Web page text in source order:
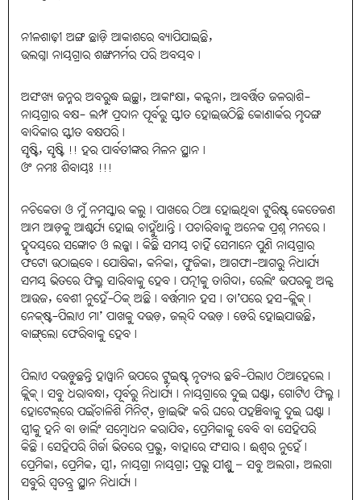
ନୀଳଶାଢ଼ୀ ଅଙ୍ଗ ଛାଡ଼ି ଆକାଶରେ ବ୍ୟାପିଯାଇଛି,
ଉଲଗ୍ନା ନାୟଗ୍ରାର ଶଙ୍ଖମର୍ମର ପରି ଅବୟବ।
ଅସଂଖ୍ୟ ଜନ୍ମର ଅବରୁଦ୍ଧ ଇଚ୍ଛା, ଆକାଂକ୍ଷା, କଳ୍ପନା, ଆବର୍ତ୍ତିତ ଜଳରାଶି-
ନାୟଗ୍ରାର ବକ୍ଷ- ଲମ୍ଫ ପ୍ରଦାନ ପୂର୍ବରୁ ସ୍ଫୀତ ହୋଇଉଠିଛି କୋଣାର୍କର ମୃଦଙ୍ଗ
ବାଦିକାର ସ୍ଫୀତ ବକ୍ଷପରି।
ସୃଷ୍ଟି, ସୃଷ୍ଟି !! ହର ପାର୍ବତୀଙ୍କର ମିଳନ ସ୍ଥାନ।
ଓଂ ନମଃ ଶିବାୟଃ !!!
ନଚିକେତା ଓ ମୁଁ ନମସ୍କାର କଲୁ। ପାଖରେ ଠିଆ ହୋଇଥିବା ଟୁରିଷ୍ଟ୍‌ କେତେଜଣ
ଆମ ଆଡ଼କୁ ଆଶ୍ଚର୍ଯ୍ୟ ହୋଇ ଚାହୁଁଥାନ୍ତି। ପଚାରିବାକୁ ଅନେକ ପ୍ରଶ୍ନ ମନରେ।
ହୃଦୟରେ ସଙ୍କୋଚ ଓ ଲଜ୍ଜା। କିଛି ସମୟ ଚାହିଁ ସେମାନେ ପୁଣି ନାୟଗ୍ରାର
ଫଟୋ ଉଠାଇବେ। ଯୋଷିକା, କନିକା, ଫୁଜିକା, ଆଗଫା-ଆଗରୁ ନିଧାର୍ଯ୍ୟ
ସମୟ ଭିତରେ ଫିଲ୍ମ ସାରିବାକୁ ହେବ। ପତ୍ନୀକୁ ତାଗିଦା, ରେଲିଂ ଉପରକୁ ଅଳ୍ପ
ଆଉଜ, ବେଶୀ ନୁହେଁ-ଠିକ୍‌ ଅଛି। ବର୍ତ୍ତମାନ ହସ। ତା’ପରେ ହସ-କ୍ଲିକ୍‌।
ନେକ୍‌ଷ୍ଟ-ପିଲାଏ ମା’ ପାଖକୁ ଦଉଡ଼, ଜଲ୍‌ଦି ଦଉଡ଼। ଡେରି ହୋଇଯାଉଛି,
ବାଙ୍ଗ୍‌ଲୋ ଫେରିବାକୁ ହେବ।
ପିଲାଏ ଦଉଡ଼ୁଛନ୍ତି ହାୱାନି ଉପରେ ଟୁଇଷ୍ଟ୍‌ ନୃତ୍ୟର ଛବି-ପିଲାଏ ଠିଆହେଲେ।
କ୍ଲିକ୍‌। ସବୁ ଧରାବନ୍ଧା, ପୂର୍ବରୁ ନିଧାର୍ଯ୍ୟ। ନାୟଗ୍ରାରେ ଦୁଇ ଘଣ୍ଟା, ଗୋଟିଏ ଫିଲ୍ମ।
ହୋଟେଲ୍‌ରେ ପଇଁଚାଳିଶି ମିନିଟ୍‌, ଡ୍ରାଇଭିଂ କରି ଘରେ ପହଞ୍ଚିବାକୁ ଦୁଇ ଘଣ୍ଟା।
ସ୍ତ୍ରୀକୁ ହନି ବା ଡାର୍ଲିଂ ସମ୍ବୋଧନ କରାଯିବ, ପ୍ରେମିକାକୁ ବେବି ବା ସେହିପରି
କିଛି। ସେହିପରି ଗିର୍ଜା ଭିତରେ ପ୍ରଭୁ, ବାହାରେ ସଂସାର। ଈଶ୍ୱର ନୁହେଁ।
ପ୍ରେମିକା, ପ୍ରେମିକ, ସ୍ତ୍ରୀ, ନାୟଗ୍ରା ନାୟଗ୍ରା; ପ୍ରଭୁ ଯୀଶୁୁ – ସବୁ ଅଲଗା, ଅଲଗା
ସବୁରି ସ୍ୱତନ୍ତ୍ର୍ର ସ୍ଥାନ ନିଧାର୍ଯ୍ୟ।